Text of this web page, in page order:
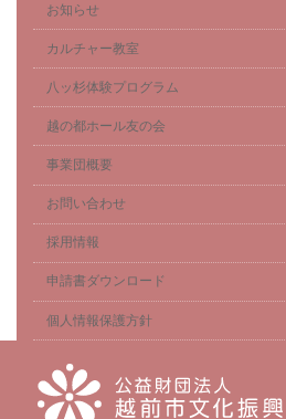
お知らせ
カルチャー教室
八ッ杉体験プログラム
越の都ホール友の会
事業団概要
お問い合わせ
採用情報
申請書ダウンロード
個人情報保護方針